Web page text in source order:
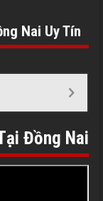
Nai Uy Tín
Đồng Nai